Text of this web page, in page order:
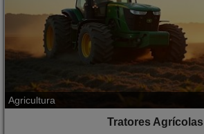
Agricultura
Tratores Agrícolas